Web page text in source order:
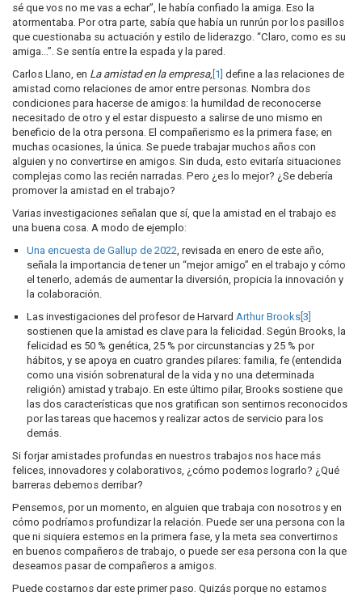
sé que vos no me vas a echar”, le había confiado la amiga. Eso la
atormentaba. Por otra parte, sabía que había un runrún por los pasillos
que cuestionaba su actuación y estilo de liderazgo. “Claro, como es su
amiga…”. Se sentía entre la espada y la pared.
Carlos Llano, en La amistad en la empresa, [1] define a las relaciones de
amistad como relaciones de amor entre personas. Nombra dos
condiciones para hacerse de amigos: la humildad de reconocerse
necesitado de otro y el estar dispuesto a salirse de uno mismo en
beneficio de la otra persona. El compañerismo es la primera fase; en
muchas ocasiones, la única. Se puede trabajar muchos años con
alguien y no convertirse en amigos. Sin duda, esto evitaría situaciones
complejas como las recién narradas. Pero ¿es lo mejor? ¿Se debería
promover la amistad en el trabajo?
Varias investigaciones señalan que sí, que la amistad en el trabajo es
una buena cosa. A modo de ejemplo:
Una encuesta de Gallup de 2022, revisada en enero de este año,
señala la importancia de tener un “mejor amigo” en el trabajo y cómo
el tenerlo, además de aumentar la diversión, propicia la innovación y
la colaboración.
Las investigaciones del profesor de Harvard Arthur Brooks [3]
sostienen que la amistad es clave para la felicidad. Según Brooks, la
felicidad es 50 % genética, 25 % por circunstancias y 25 % por
hábitos, y se apoya en cuatro grandes pilares: familia, fe (entendida
como una visión sobrenatural de la vida y no una determinada
religión) amistad y trabajo. En este último pilar, Brooks sostiene que
las dos características que nos gratifican son sentirnos reconocidos
por las tareas que hacemos y realizar actos de servicio para los
demás.
Si forjar amistades profundas en nuestros trabajos nos hace más
felices, innovadores y colaborativos, ¿cómo podemos lograrlo? ¿Qué
barreras debemos derribar?
Pensemos, por un momento, en alguien que trabaja con nosotros y en
cómo podríamos profundizar la relación. Puede ser una persona con la
que ni siquiera estemos en la primera fase, y la meta sea convertirnos
en buenos compañeros de trabajo, o puede ser esa persona con la que
deseamos pasar de compañeros a amigos.
Puede costarnos dar este primer paso. Quizás porque no estamos